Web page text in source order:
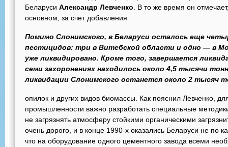
Беларуси Александр Левченко . В то же время он
основном, за счет добавления
Помимо Слонимского, в Беларуси осталось еще
пестицидов: три в Витебской области и одно — в
уже ликвидировано. Кроме того, завершается
семи захоронениях находилось около 4,5 тысячи
ликвидации Слонимского останется около 2 тысяч
опилок и других видов биомассы. Как пояснил Левченко,
промышленности важно разработать специальные
не загрязнять атмосферу стойкими органическими
очень дорого, и в конце 1990-х оказались Беларуси не по
что на оборудование одного цементного завода всеми